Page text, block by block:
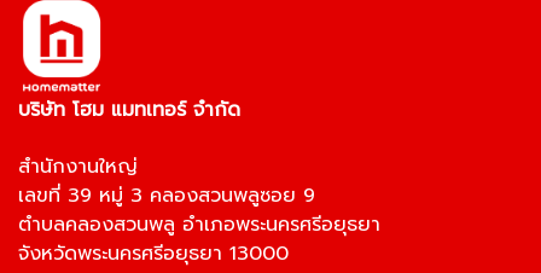
บริษัท โฮม แมทเทอร์ จำกัด
สำนักงานใหญ่
เลขที่ 39 หมู่ 3 คลองสวนพลูซอย 9
ตำบลคลองสวนพลู อำเภอพระนครศรีอยุธยา
จังหวัดพระนครศรีอยุธยา 13000